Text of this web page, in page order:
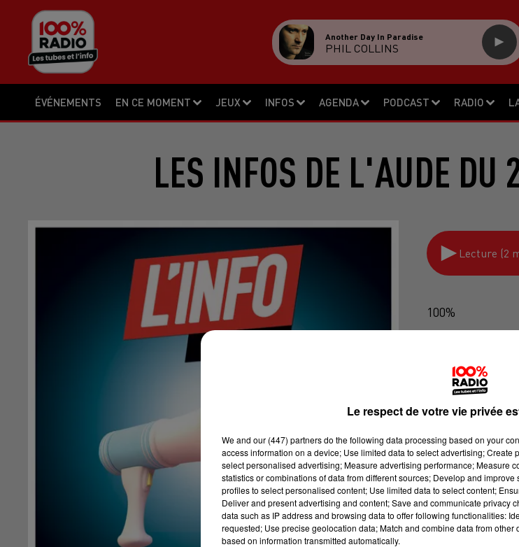
ÉVÉNEMENTS EN CE MOMENT JEUX INFOS AGENDA PODCAST RADIO
Another Day In Paradise
PHIL COLLINS
LES INFOS DE L'AUDE
Lecture (2
100%
Le respect de votre vie privée
We and our (447) partnersdo the following data processing based on your
access information on a device; Use limited data to select advertising;
select personalised advertising; Measure advertising performance; Measure
statistics or combinations of data from different sources; Develop and
profiles to select personalised content; Use limited data to select content;
Deliver and present advertising and content; Save and communicate privacy
data such as IP address and browsing data to offer following functionalities:
requested; Use precise geolocation data; Match and combine data from
based on information transmitted automatically.